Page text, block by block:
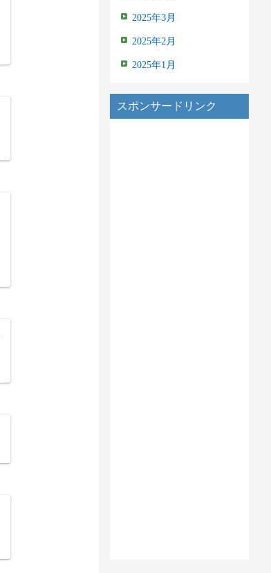
2025年3月
2025年2月
2025年1月
スポンサードリンク